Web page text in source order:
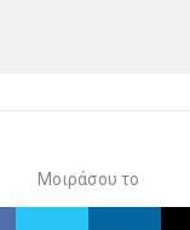
Μοιράσου το